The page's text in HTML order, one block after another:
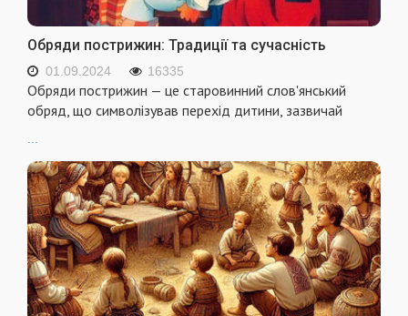
Обряди пострижин: Традиції та сучасність
01.09.2024 16335
Обряди пострижин — це старовинний слов'янський
обряд, що символізував перехід дитини, зазвичай